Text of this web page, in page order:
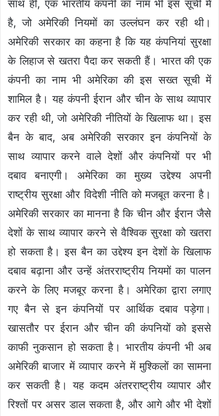
साथ ही, एक भारतीय कंपनी का नाम भी इस सूची में
है, जो अमेरिकी नियमों का उल्लंघन कर रही थी।
अमेरिकी सरकार का कहना है कि यह कंपनियां सुरक्षा
के लिहाज से खतरा पैदा कर सकती हैं। भारत की एक
कंपनी का नाम भी अमेरिका की इस सख्त सूची में
शामिल है। यह कंपनी ईरान और चीन के साथ व्यापार
कर रही थी, जो अमेरिकी नीतियों के खिलाफ था। इस
बैन के बाद, अब अमेरिकी सरकार इन कंपनियों के
साथ व्यापार करने वाले देशों और कंपनियों पर भी
दबाव बनाएगी। अमेरिका का मुख्य उद्देश्य अपनी
राष्ट्रीय सुरक्षा और विदेशी नीति को मजबूत करना है।
अमेरिकी सरकार का मानना है कि चीन और ईरान जैसे
देशों के साथ व्यापार करने से वैश्विक सुरक्षा को खतरा
हो सकता है। इस बैन का उद्देश्य इन देशों के खिलाफ
दबाव बढ़ाना और उन्हें अंतरराष्ट्रीय नियमों का पालन
करने के लिए मजबूर करना है। अमेरिका द्वारा लगाए
गए बैन से इन कंपनियों पर आर्थिक दबाव पड़ेगा।
खासतौर पर ईरान और चीन की कंपनियों को इससे
काफी नुकसान हो सकता है। भारतीय कंपनी भी अब
अमेरिकी बाजार में व्यापार करने में मुश्किलों का सामना
कर सकती है। यह कदम अंतरराष्ट्रीय व्यापार और
रिश्तों पर असर डाल सकता है, और आगे और भी देशों